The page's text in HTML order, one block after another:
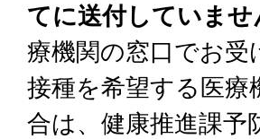
てに送付していませ
療機関の窓口でお
接種を希望する医
合は、健康推進課